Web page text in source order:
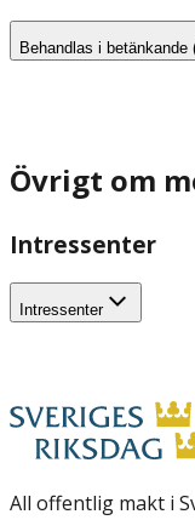
Behandlas i betänkande
Övrigt om
Intressenter
Intressenter
All offentlig makt i